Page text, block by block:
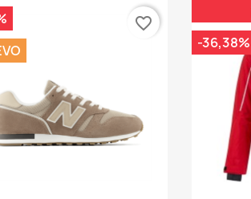
favorite_border
-36,38%